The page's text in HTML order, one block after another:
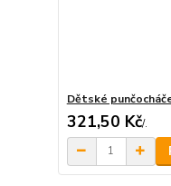
Dětské
321,50 Kč/.